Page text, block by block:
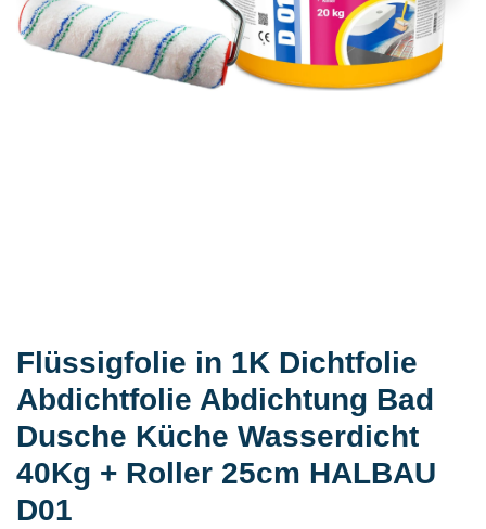
Flüssigfolie in 1K Dichtfolie
Abdichtfolie Abdichtung Bad
Dusche Küche Wasserdicht
40Kg + Roller 25cm HALBAU
D01